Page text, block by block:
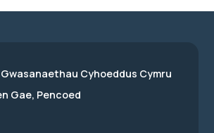
Cyhoeddus Cymru
Gae, Pencoed